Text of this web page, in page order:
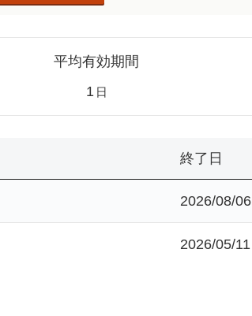
平均有効期間
1 日
終了日
2026/08/06
2026/05/11